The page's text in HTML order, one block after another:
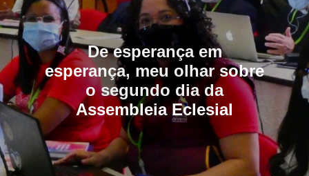
De esperança em
esperança, meu olhar sobre
o segundo dia da
Assembleia Eclesial